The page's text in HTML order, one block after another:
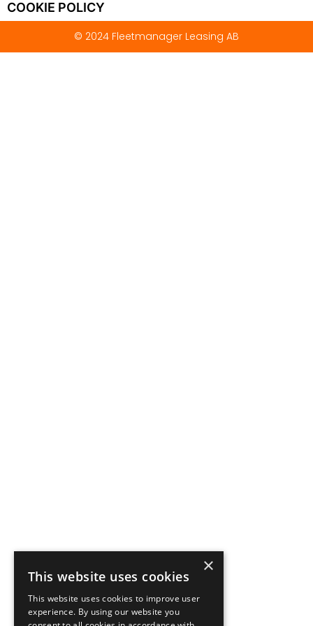
COOKIE POLICY
© 2024 Fleetmanager Leasing AB
×
This website uses cookies
This website uses cookies to improve user
experience. By using our website you